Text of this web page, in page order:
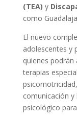
(TEA) y
como
El nuevo
adolescentes y
quienes podrán
terapias
comunicación
psicológico